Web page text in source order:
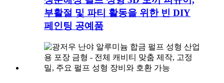
부활절 및 파티 활동을 위한 빈 DIY
페인팅 공예품